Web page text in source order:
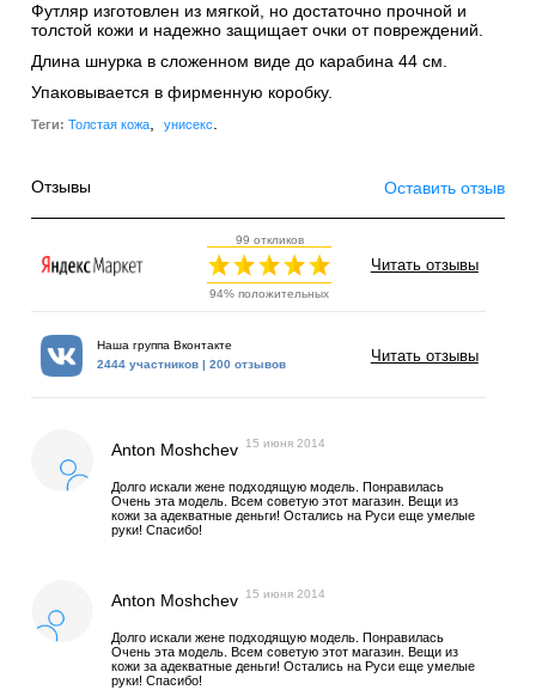
Футляр изготовлен из мягкой, но достаточно прочной и
толстой кожи и надежно защищает очки от повреждений.
Длина шнурка в сложенном виде до карабина 44 см.
Упаковывается в фирменную коробку.
Теги: Толстая кожа, унисекс.
Отзывы Оставить отзыв
99 откликов
94% положительных
Читать отзывы
Наша группа Вконтакте
2444 участников | 200 отзывов
Читать отзывы
Anton Moshchev 15 июня 2014
Долго искали жене подходящую модель. Понравилась
Очень эта модель. Всем советую этот магазин. Вещи из
кожи за адекватные деньги! Остались на Руси еще умелые
руки! Спасибо!
Anton Moshchev 15 июня 2014
Долго искали жене подходящую модель. Понравилась
Очень эта модель. Всем советую этот магазин. Вещи из
кожи за адекватные деньги! Остались на Руси еще умелые
руки! Спасибо!